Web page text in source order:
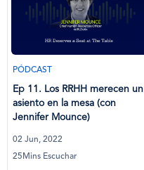
PÓDCAST
Ep 11. Los RRHH merecen un
asiento en la mesa (con
Jennifer Mounce)
02 Jun, 2022
25Mins Escuchar